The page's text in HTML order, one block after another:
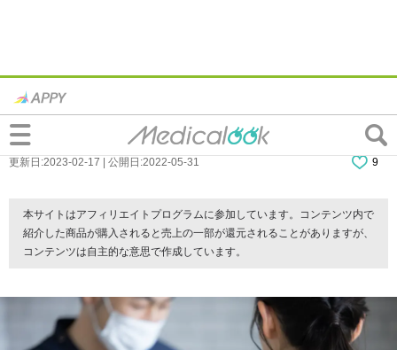
猫背治療は整形外科？猫背は保険適用内で
治療できる？
更新日:2023-02-17 | 公開日:2022-05-31 9
本サイトはアフィリエイトプログラムに参加しています。コンテンツ内で
紹介した商品が購入されると売上の一部が還元されることがありますが、
コンテンツは自主的な意思で作成しています。